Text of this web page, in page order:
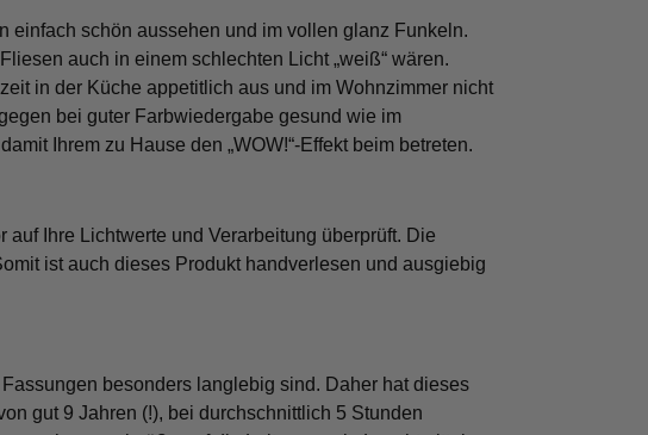
einfach schön aussehen und im vollen glanz Funkeln.
auch in einem schlechten Licht „weiß“ wären.
in der Küche appetitlich aus und im Wohnzimmer nicht
bei guter Farbwiedergabe gesund wie im
Ihrem zu Hause den „WOW!“-Effekt beim betreten.
Ihre Lichtwerte und Verarbeitung überprüft. Die
ist auch dieses Produkt handverlesen und ausgiebig
besonders langlebig sind. Daher hat dieses
gut 9 Jahren (!), bei durchschnittlich 5 Stunden